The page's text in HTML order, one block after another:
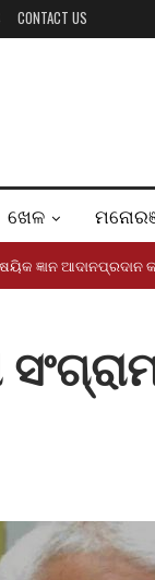
CONTACT US
ଖେଳ
ଜ୍ଞାନ